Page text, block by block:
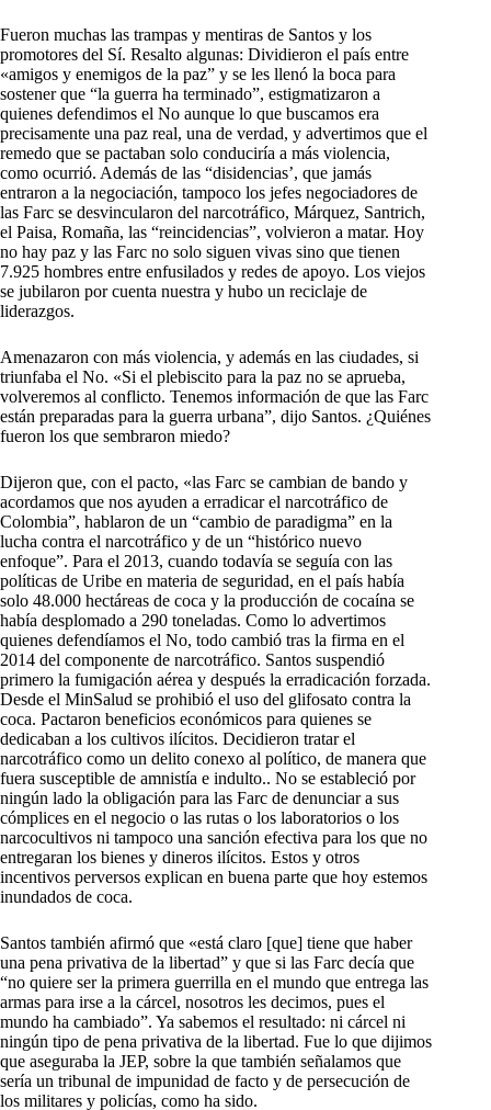
Fueron muchas las trampas y mentiras de Santos y los
promotores del Sí. Resalto algunas: Dividieron el país entre
«amigos y enemigos de la paz” y se les llenó la boca para
sostener que “la guerra ha terminado”, estigmatizaron a
quienes defendimos el No aunque lo que buscamos era
precisamente una paz real, una de verdad, y advertimos que el
remedo que se pactaban solo conduciría a más violencia,
como ocurrió. Además de las “disidencias’, que jamás
entraron a la negociación, tampoco los jefes negociadores de
las Farc se desvincularon del narcotráfico, Márquez, Santrich,
el Paisa, Romaña, las “reincidencias”, volvieron a matar. Hoy
no hay paz y las Farc no solo siguen vivas sino que tienen
7.925 hombres entre enfusilados y redes de apoyo. Los viejos
se jubilaron por cuenta nuestra y hubo un reciclaje de
liderazgos.
Amenazaron con más violencia, y además en las ciudades, si
triunfaba el No. «Si el plebiscito para la paz no se aprueba,
volveremos al conflicto. Tenemos información de que las Farc
están preparadas para la guerra urbana”, dijo Santos. ¿Quiénes
fueron los que sembraron miedo?
Dijeron que, con el pacto, «las Farc se cambian de bando y
acordamos que nos ayuden a erradicar el narcotráfico de
Colombia”, hablaron de un “cambio de paradigma” en la
lucha contra el narcotráfico y de un “histórico nuevo
enfoque”. Para el 2013, cuando todavía se seguía con las
políticas de Uribe en materia de seguridad, en el país había
solo 48.000 hectáreas de coca y la producción de cocaína se
había desplomado a 290 toneladas. Como lo advertimos
quienes defendíamos el No, todo cambió tras la firma en el
2014 del componente de narcotráfico. Santos suspendió
primero la fumigación aérea y después la erradicación forzada.
Desde el MinSalud se prohibió el uso del glifosato contra la
coca. Pactaron beneficios económicos para quienes se
dedicaban a los cultivos ilícitos. Decidieron tratar el
narcotráfico como un delito conexo al político, de manera que
fuera susceptible de amnistía e indulto.. No se estableció por
ningún lado la obligación para las Farc de denunciar a sus
cómplices en el negocio o las rutas o los laboratorios o los
narcocultivos ni tampoco una sanción efectiva para los que no
entregaran los bienes y dineros ilícitos. Estos y otros
incentivos perversos explican en buena parte que hoy estemos
inundados de coca.
Santos también afirmó que «está claro [que] tiene que haber
una pena privativa de la libertad” y que si las Farc decía que
“no quiere ser la primera guerrilla en el mundo que entrega las
armas para irse a la cárcel, nosotros les decimos, pues el
mundo ha cambiado”. Ya sabemos el resultado: ni cárcel ni
ningún tipo de pena privativa de la libertad. Fue lo que dijimos
que aseguraba la JEP, sobre la que también señalamos que
sería un tribunal de impunidad de facto y de persecución de
los militares y policías, como ha sido.